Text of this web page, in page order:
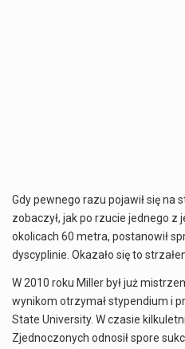
Gdy pewnego razu pojawił się na
zobaczył, jak po rzucie jednego z
okolicach 60 metra, postanowił
dyscyplinie. Okazało się to
W 2010 roku Miller był już
wynikom otrzymał stypendium i
State University. W czasie
Zjednoczonych odnosił spore